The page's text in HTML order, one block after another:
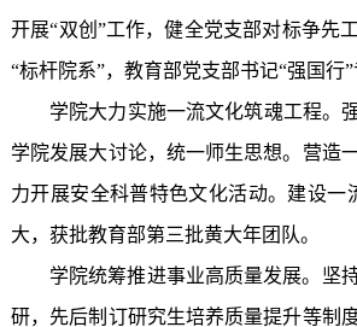
开展“双创”工作，健全党支部对标争先
“标杆院系”，教育部党支部书记“强国行”
学院大力实施一流文化筑魂工程。
学院发展大讨论，统一师生思想。营造
力开展安全科普特色文化活动。建设
大，获批教育部第三批黄大年团队。
学院统筹推进事业高质量发展。坚
研，先后制订研究生培养质量提升等制